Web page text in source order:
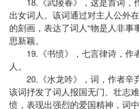
出女词人。该词通过对主人公外
的刻画，表达了词人“物是人非事
思新颖。
19.《书愤》，七言律诗，作
人。
20.《水龙吟》，词，作者辛
该词抒发了词人报国无门、壮志
愤，表现出强烈的爱国精神，词